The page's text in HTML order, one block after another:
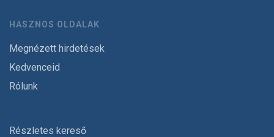
HASZNOS OLDALAK
Megnézett hirdetések
Kedvenceid
Rólunk
Részletes kereső